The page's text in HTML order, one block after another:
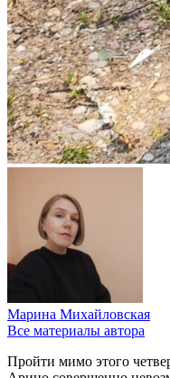
Марина Михайловская
Все материалы автора
Пройти мимо этого